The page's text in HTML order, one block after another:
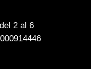
2 al 6